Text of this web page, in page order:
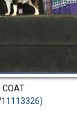
COAT